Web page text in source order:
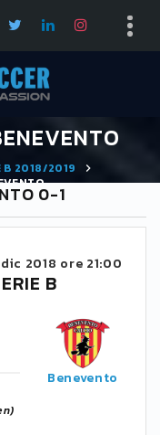
B 2018/2019
0-1
2018 ore 21:00
B
Benevento